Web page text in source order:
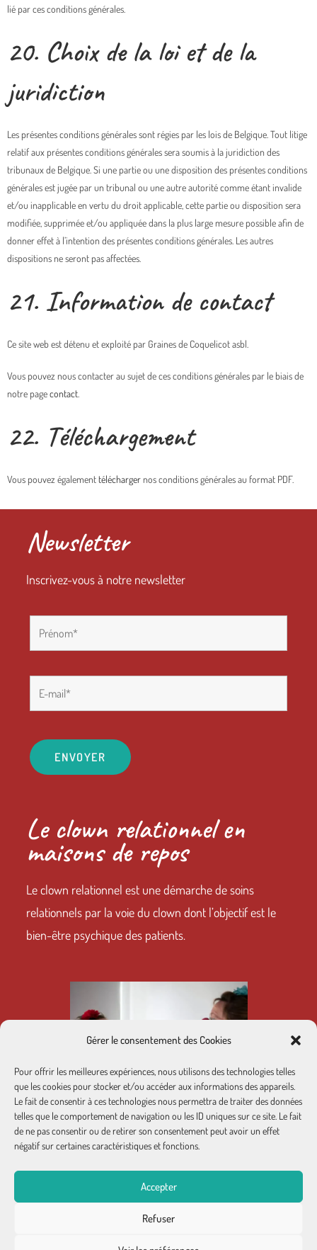
Gérer le consentement des Cookies
Pour offrir les meilleures expériences, nous utilisons des technologies telles
que les cookies pour stocker et/ou accéder aux informations des appareils.
Le fait de consentir à ces technologies nous permettra de traiter des données
telles que le comportement de navigation ou les ID uniques sur ce site. Le fait
de ne pas consentir ou de retirer son consentement peut avoir un effet
négatif sur certaines caractéristiques et fonctions.
Accepter
Refuser
lié par ces conditions générales.
20. Choix de la loi et de la
juridiction
Les présentes conditions générales sont régies par les lois de Belgique. Tout litige
relatif aux présentes conditions générales sera soumis à la juridiction des
tribunaux de Belgique. Si une partie ou une disposition des présentes conditions
générales est jugée par un tribunal ou une autre autorité comme étant invalide
et/ou inapplicable en vertu du droit applicable, cette partie ou disposition sera
modifiée, supprimée et/ou appliquée dans la plus large mesure possible afin de
donner effet à l’intention des présentes conditions générales. Les autres
dispositions ne seront pas affectées.
21. Information de contact
Ce site web est détenu et exploité par Graines de Coquelicot asbl.
Vous pouvez nous contacter au sujet de ces conditions générales par le biais de
notre pagecontact
22. Téléchargement
Vous pouvez égalementtélécharger nos conditions générales au format PDF.
Newsletter
Inscrivez-vous à notre newsletter
Le clown relationnel en
maisons de repos
Le clown relationnel est une démarche de soins
relationnels par la voie du clown dont l’objectif est le
bien-être psychique des patients.